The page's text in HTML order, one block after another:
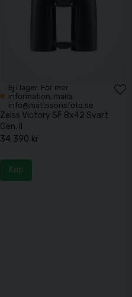
Ej i lager. För mer
information, maila
info@mattssonsfoto.se
Zeiss Victory SF 8x42 Svart
Gen. II
34 390 kr
Köp